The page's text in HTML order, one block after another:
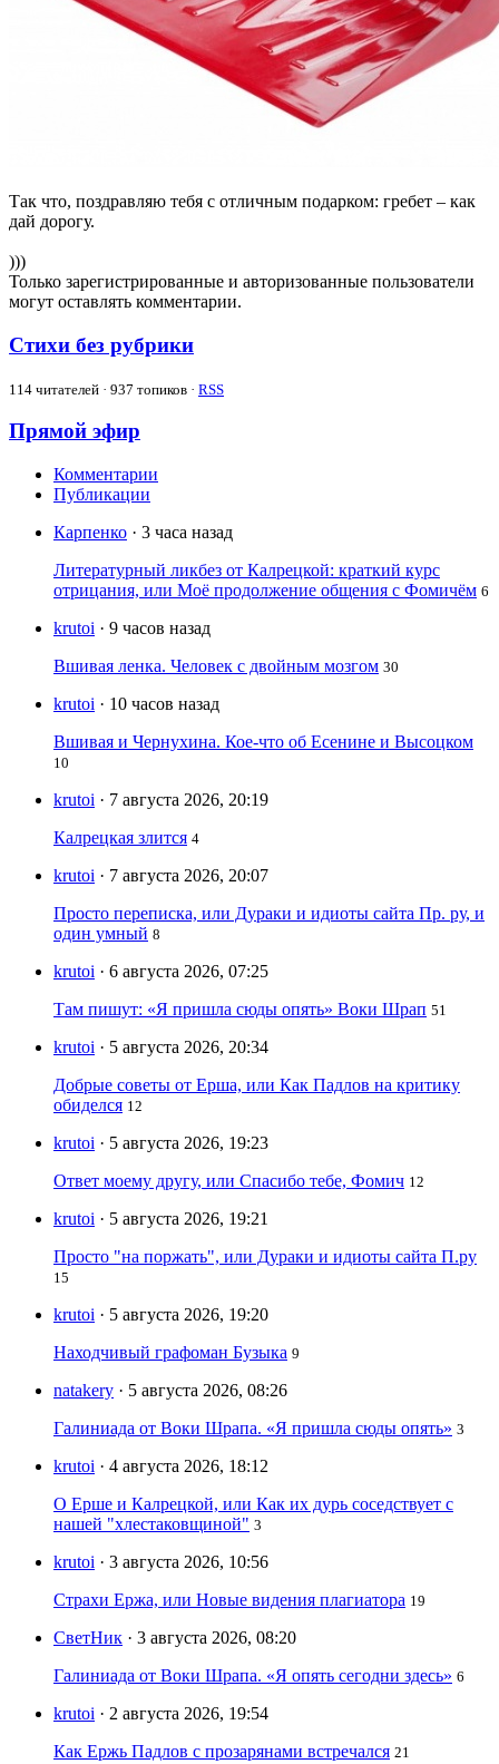
Так что, поздравляю тебя с отличным подарком: гребет – как
дай дорогу.
)))
Только зарегистрированные и авторизованные пользователи
могут оставлять комментарии.
Стихи без рубрики
114 читателей · 937 топиков · RSS
Прямой эфир
Комментарии
Публикации
Карпенко · 3 часа назад
Литературный ликбез от Калрецкой: краткий курс
отрицания, или Моё продолжение общения с Фомичём 6
krutoi · 9 часов назад
Вшивая ленка. Человек с двойным мозгом 30
krutoi · 10 часов назад
Вшивая и Чернухина. Кое-что об Есенине и Высоцком
10
krutoi · 7 августа 2026, 20:19
Калрецкая злится 4
krutoi · 7 августа 2026, 20:07
Просто переписка, или Дураки и идиоты сайта Пр. ру, и
один умный 8
krutoi · 6 августа 2026, 07:25
Там пишут: «Я пришла сюды опять» Воки Шрап 51
krutoi · 5 августа 2026, 20:34
Добрые советы от Ерша, или Как Падлов на критику
обиделся 12
krutoi · 5 августа 2026, 19:23
Ответ моему другу, или Спасибо тебе, Фомич 12
krutoi · 5 августа 2026, 19:21
Просто "на поржать", или Дураки и идиоты сайта П.ру
15
krutoi · 5 августа 2026, 19:20
Находчивый графоман Бузыка 9
natakery · 5 августа 2026, 08:26
Галиниада от Воки Шрапа. «Я пришла сюды опять» 3
krutoi · 4 августа 2026, 18:12
О Ерше и Калрецкой, или Как их дурь соседствует с
нашей "хлестаковщиной" 3
krutoi · 3 августа 2026, 10:56
Страхи Ержа, или Новые видения плагиатора 19
СветНик · 3 августа 2026, 08:20
Галиниада от Воки Шрапа. «Я опять сегодни здесь» 6
krutoi · 2 августа 2026, 19:54
Как Ержь Падлов с прозарянами встречался 21